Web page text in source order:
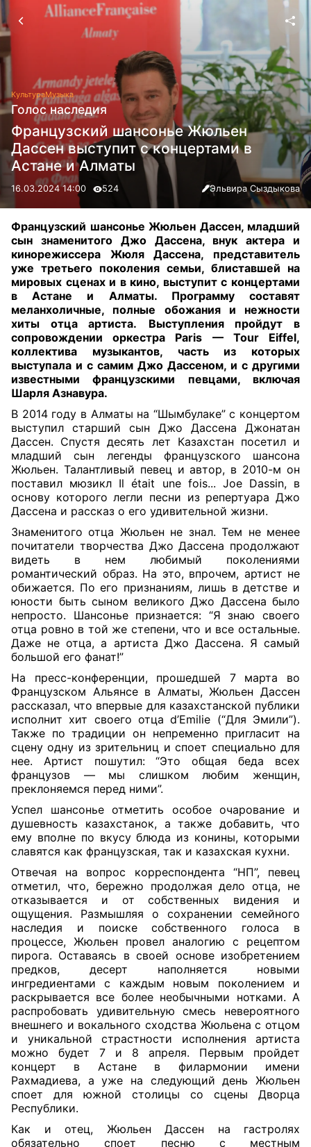
КультураМузыка
Голос наследия
Французский шансонье Жюльен
Дассен выступит с концертами в
Астане и Алматы
16.03.2024 14:00 524 Эльвира Сыздыкова
Французский шансонье Жюльен Дассен, младший
сын знаменитого Джо Дассена, внук актера и
кинорежиссера Жюля Дассена, представитель
уже третьего поколения семьи, блиставшей на
мировых сценах и в кино, выступит с концертами
в Астане и Алматы. Программу составят
меланхоличные, полные обожания и нежности
хиты отца артиста.
Выступления пройдут в
сопровождении оркестра Paris — Tour Eiffel,
коллектива музыкантов, часть из которых
выступала и с самим Джо Дассеном, и с другими
известными французскими певцами, включая
Шарля Азнавура.
В 2014 году в Алматы на “Шымбулаке” с концертом
выступил старший сын Джо Дассена Джонатан
Дассен. Спустя десять лет Казахстан посетил и
младший сын легенды французского шансона
Жюльен. Талантливый певец и автор, в 2010-м он
поставил мюзикл Il était une fois... Joe Dassin, в
основу которого легли песни из репертуара Джо
Дассена и рассказ о его удивительной жизни.
Знаменитого отца Жюльен не знал. Тем не менее
почитатели творчества Джо Дассена продолжают
видеть в нем любимый поколениями
романтический образ. На это, впрочем, артист не
обижается. По его признаниям, лишь в детстве и
юности быть сыном великого Джо Дассена было
непросто. Шансонье признается: “Я знаю своего
отца ровно в той же степени, что и все остальные.
Даже не отца, а артиста Джо Дассена. Я самый
большой его фанат!”
На пресс-конференции, прошедшей 7 марта во
Французском Альянсе в Алматы, Жюльен Дассен
рассказал, что впервые для казахстанской публики
исполнит хит своего отца d’Emilie (“Для Эмили”).
Также по традиции он непременно пригласит на
сцену одну из зрительниц и споет специально для
нее. Артист пошутил: “Это общая беда всех
французов — мы слишком любим женщин,
преклоняемся перед ними”.
Успел шансонье отметить особое очарование и
душевность казахстанок, а также добавить, что
ему вполне по вкусу блюда из конины, которыми
славятся как французская, так и казахская кухни.
Отвечая на вопрос корреспондента “НП”, певец
отметил, что, бережно продолжая дело отца, не
отказывается и от собственных видения и
ощущения. Размышляя о сохранении семейного
наследия и поиске собственного голоса в
процессе, Жюльен провел аналогию с рецептом
пирога. Оставаясь в своей основе изобретением
предков, десерт наполняется новыми
ингредиентами с каждым новым поколением и
раскрывается все более необычными нотками. А
распробовать удивительную смесь невероятного
внешнего и вокального сходства Жюльена с отцом
и уникальной страстности исполнения артиста
можно будет 7 и 8 апреля. Первым пройдет
концерт в Астане в филармонии имени
Рахмадиева, а уже на следующий день Жюльен
споет для южной столицы со сцены Дворца
Республики.
Как и отец, Жюльен Дассен на гастролях
обязательно споет песню с местным